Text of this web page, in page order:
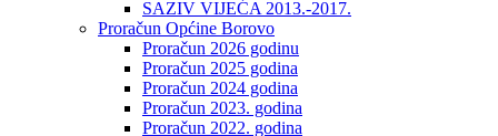
SAZIV VIJEĆA 2013.-2017.
Proračun Općine Borovo
Proračun 2026 godinu
Proračun 2025 godina
Proračun 2024 godina
Proračun 2023. godina
Proračun 2022. godina